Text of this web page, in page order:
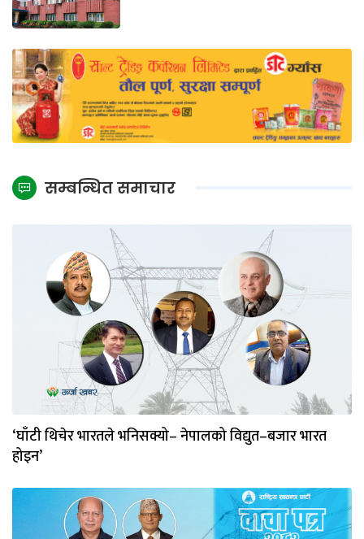
सम्बन्धित समाचार
‘घाँटी थिचेर भारतले भनिसक्यो– नेपालको विद्युत–बजार भारत
होइन’